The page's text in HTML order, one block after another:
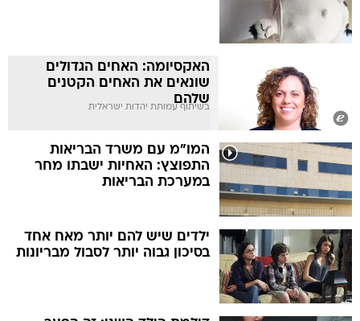
האקסיומה: האחים הגדולים
שונאים את האחים הקטנים
שלהם
בשיתוף עמותת יהדות ישראלית
המו"מ עם משרד הבריאות
התפוצץ: האחיות ישבתו מחר
במערכת הבריאות
ילדים שיש להם יותר מאח אחד
בסיכון גבוה יותר לסבול מבריונות